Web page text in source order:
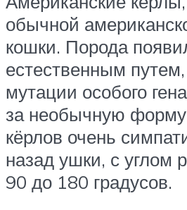
обычной
кошки. Порода
естественным путем,
мутации особого
за необычную
кёрлов очень
назад ушки, с углом
90 до 180 градусов.